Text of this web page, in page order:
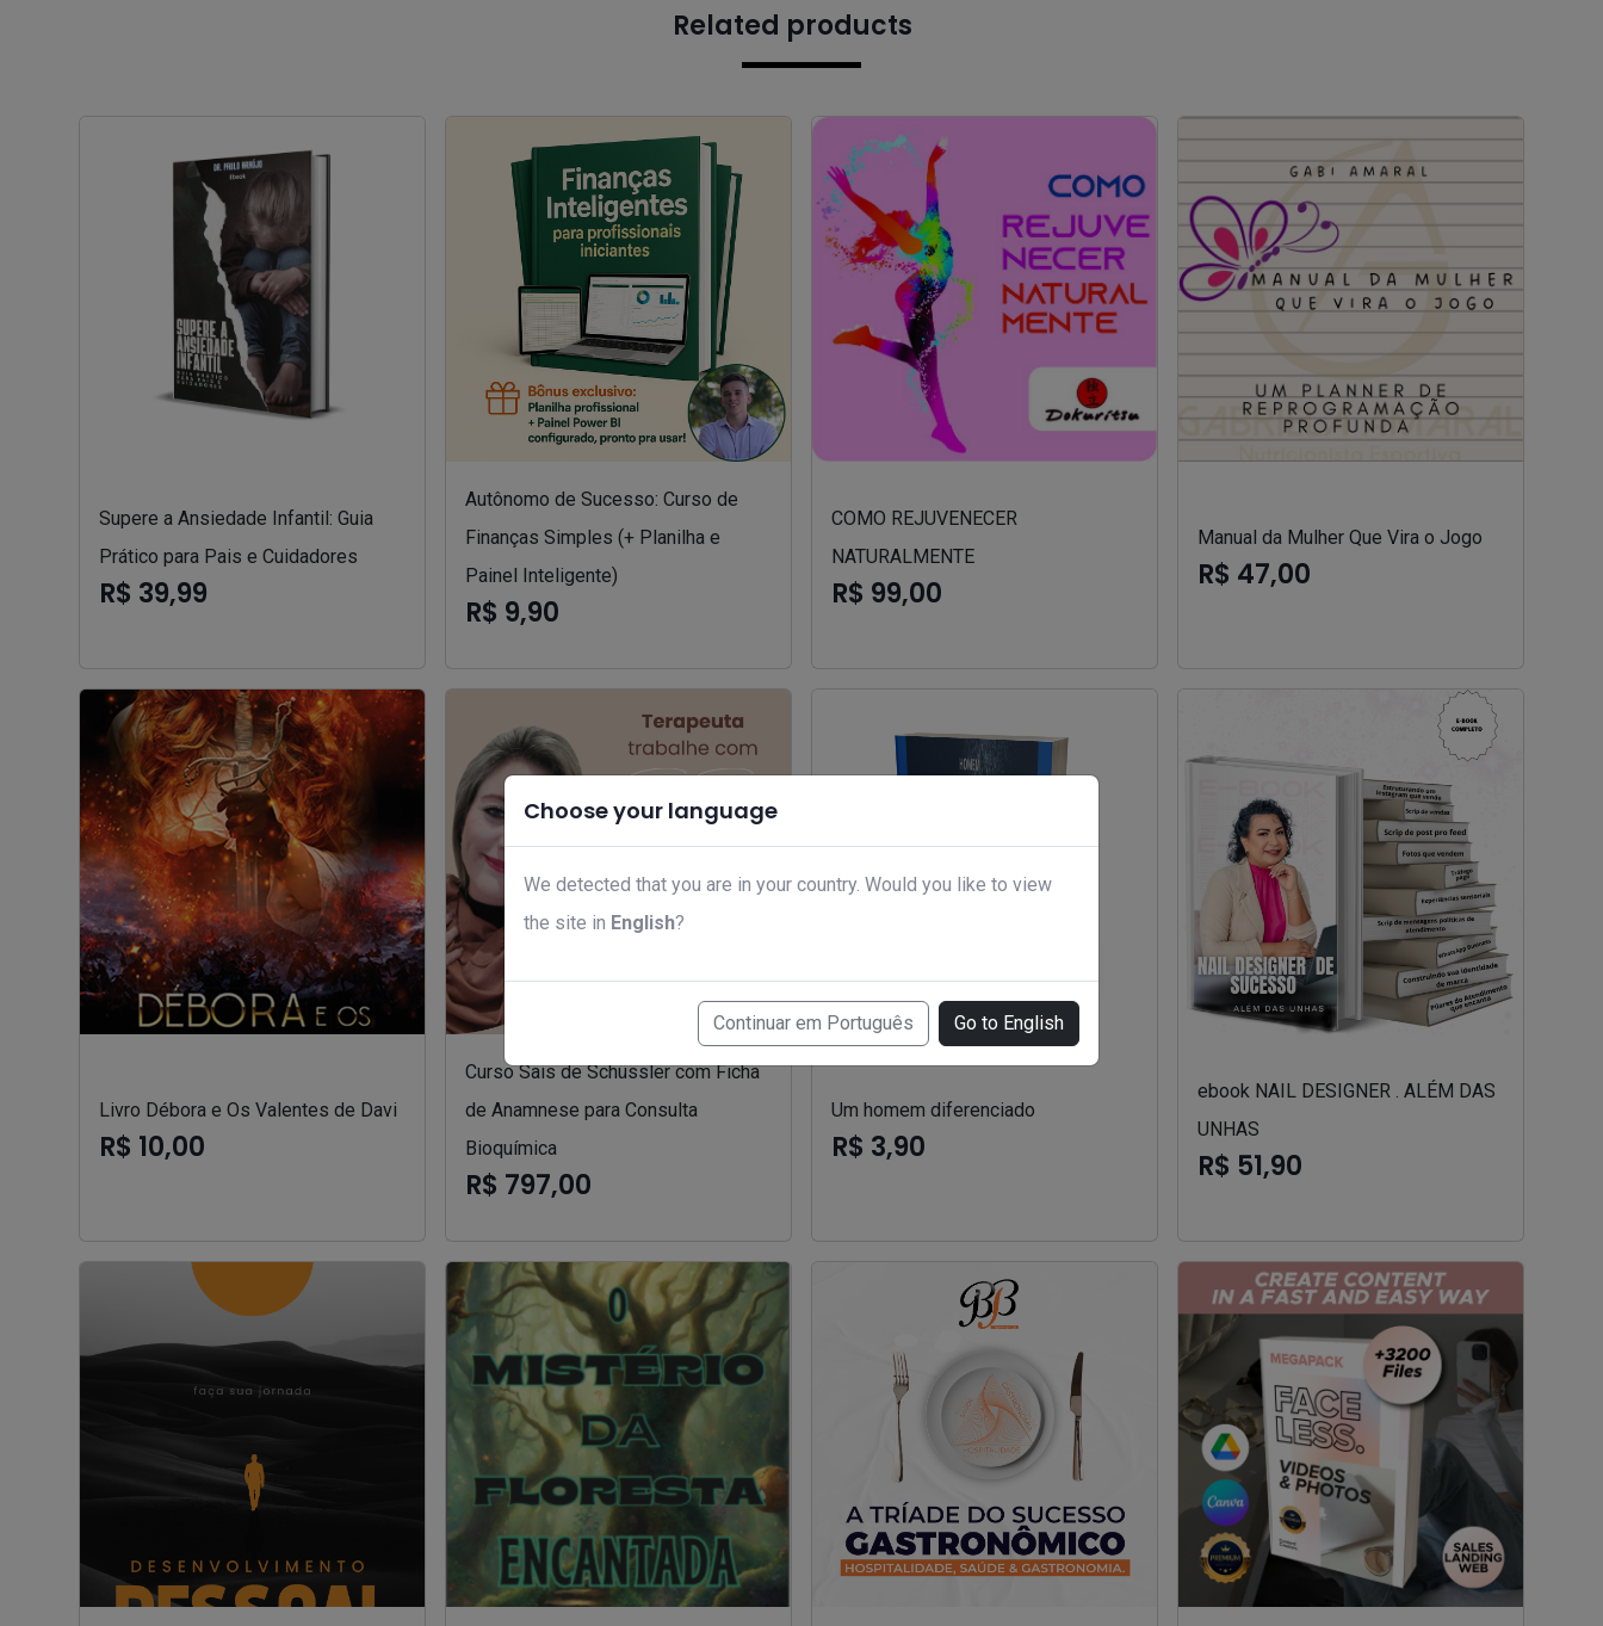
Choose your language
We detected that you are in your country. Would you like to view
the site in English?
Continuar em Português Go to English
Related products
Supere a Ansiedade Infantil: Guia
Prático para Pais e Cuidadores
R$ 39,99
Autônomo de Sucesso: Curso de
Finanças Simples (+ Planilha e
Painel Inteligente)
R$ 9,90
COMO REJUVENECER
NATURALMENTE
R$ 99,00
Manual da Mulher Que Vira o Jogo
R$ 47,00
Livro Débora e Os Valentes de Davi
R$ 10,00
Curso Sais de Schüssler com Ficha
de Anamnese para Consulta
Bioquímica
R$ 797,00
Um homem diferenciado
R$ 3,90
ebook NAIL DESIGNER . ALÉM DAS
UNHAS
R$ 51,90